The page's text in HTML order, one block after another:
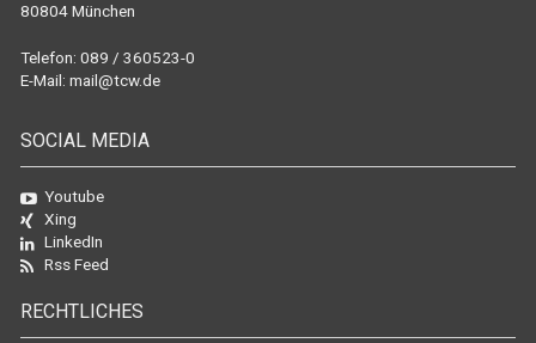
80804 München
Telefon: 089 / 360523-0
E-Mail: mail@tcw.de
SOCIAL MEDIA
Youtube
Xing
LinkedIn
Rss Feed
RECHTLICHES